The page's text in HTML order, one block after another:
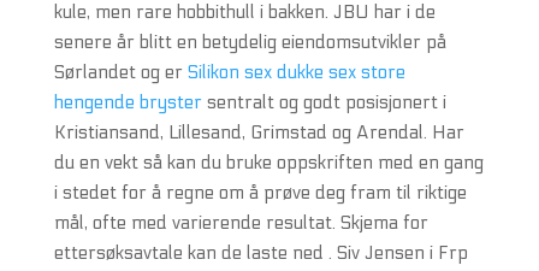
kule, men rare hobbithull i bakken. JBU har i de
senere år blitt en betydelig eiendomsutvikler på
Sørlandet og er Silikon sex dukke sex store
hengende brystersentralt og godt posisjonert i
Kristiansand, Lillesand, Grimstad og Arendal. Har
du en vekt så kan du bruke oppskriften med en gang
i stedet for å regne om å prøve deg fram til riktige
mål, ofte med varierende resultat. Skjema for
ettersøksavtale kan de laste ned . Siv Jensen i Frp